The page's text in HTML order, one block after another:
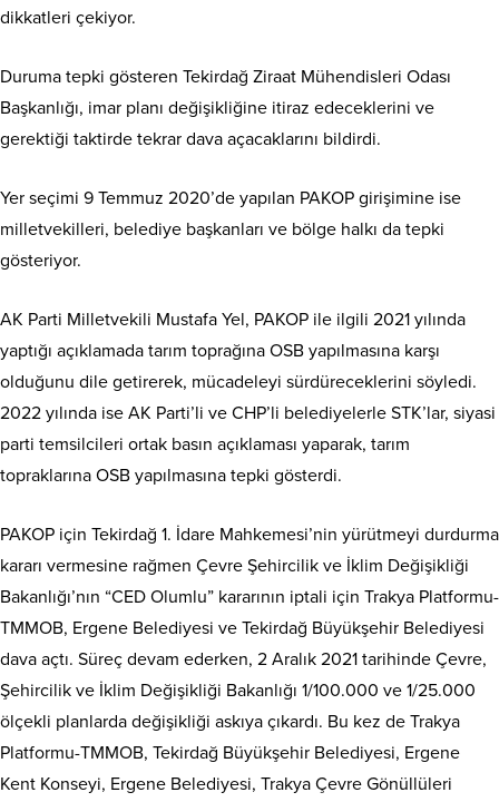
dikkatleri çekiyor.
Duruma tepki gösteren Tekirdağ Ziraat Mühendisleri Odası
Başkanlığı, imar planı değişikliğine itiraz edeceklerini ve
gerektiği taktirde tekrar dava açacaklarını bildirdi.
Yer seçimi 9 Temmuz 2020’de yapılan PAKOP girişimine ise
milletvekilleri, belediye başkanları ve bölge halkı da tepki
gösteriyor.
AK Parti Milletvekili Mustafa Yel, PAKOP ile ilgili 2021 yılında
yaptığı açıklamada tarım toprağına OSB yapılmasına karşı
olduğunu dile getirerek, mücadeleyi sürdüreceklerini söyledi.
2022 yılında ise AK Parti’li ve CHP’li belediyelerle STK’lar, siyasi
parti temsilcileri ortak basın açıklaması yaparak, tarım
topraklarına OSB yapılmasına tepki gösterdi.
PAKOP için Tekirdağ 1. İdare Mahkemesi’nin yürütmeyi durdurma
kararı vermesine rağmen Çevre Şehircilik ve İklim Değişikliği
Bakanlığı’nın “CED Olumlu” kararının iptali için Trakya Platformu-
TMMOB, Ergene Belediyesi ve Tekirdağ Büyükşehir Belediyesi
dava açtı. Süreç devam ederken, 2 Aralık 2021 tarihinde Çevre,
Şehircilik ve İklim Değişikliği Bakanlığı 1/100.000 ve 1/25.000
ölçekli planlarda değişikliği askıya çıkardı. Bu kez de Trakya
Platformu-TMMOB, Tekirdağ Büyükşehir Belediyesi, Ergene
Kent Konseyi, Ergene Belediyesi, Trakya Çevre Gönüllüleri